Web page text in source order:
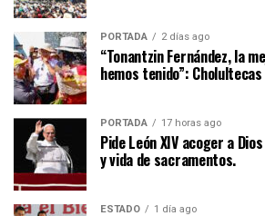
PORTADA 2 días ago
“Tonantzin Fernández, la
hemos tenido”: Cholultecas
PORTADA 17 horas ago
Pide León XIV acoger a
y vida de sacramentos.
ESTADO 1 día ago